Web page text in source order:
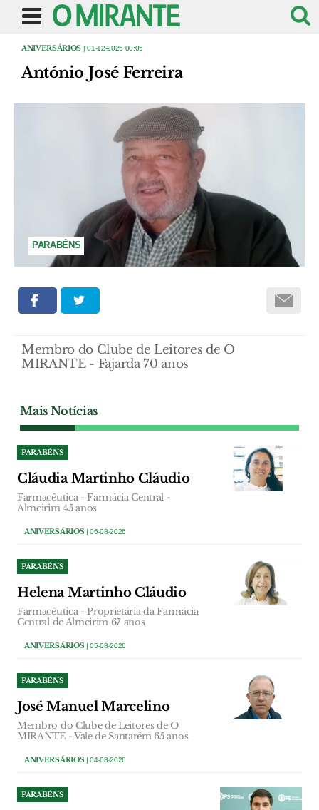
ANIVERSÁRIOS | 01-12-2025 00:05
António José Ferreira
PARABÉNS
Membro do Clube de Leitores de O
MIRANTE - Fajarda 70 anos
Mais Notícias
PARABÉNS
Cláudia Martinho Cláudio
Farmacêutica - Farmácia Central -
Almeirim 45 anos
ANIVERSÁRIOS| 06-08-2026
PARABÉNS
Helena Martinho Cláudio
Farmacêutica - Proprietária da Farmácia
Central de Almeirim 67 anos
ANIVERSÁRIOS| 05-08-2026
PARABÉNS
José Manuel Marcelino
Membro do Clube de Leitores de O
MIRANTE - Vale de Santarém 65 anos
ANIVERSÁRIOS| 04-08-2026
PARABÉNS